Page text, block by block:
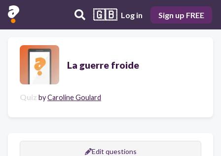
🇬🇧 Log in Sign up FREE
La guerre froide
Quiz byCaroline Goulard
Edit questions